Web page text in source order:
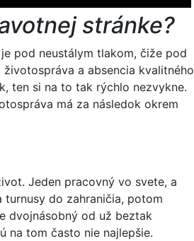
stránke?
pod neustálym tlakom, čiže pod
a absencia kvalitného
ten si na to tak rýchlo nezvykne.
má za následok okrem
Jeden pracovný vo svete, a
turnusy do zahraničia, potom
dvojnásobný od už beztak
na tom často nie najlepšie.